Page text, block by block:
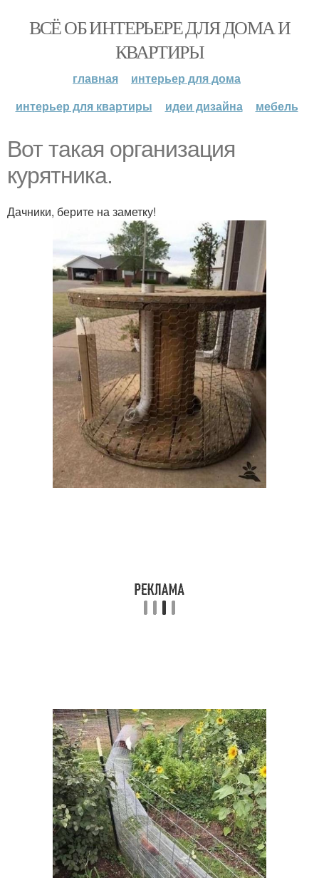
ВСЁ ОБ ИНТЕРЬЕРЕ ДЛЯ ДОМА И
КВАРТИРЫ
главная
интерьер для дома
интерьер для квартиры
идеи дизайна мебель
Вот такая организация
курятника.
Дачники, берите на заметку!